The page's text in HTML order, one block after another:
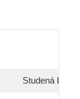
Studená bílá